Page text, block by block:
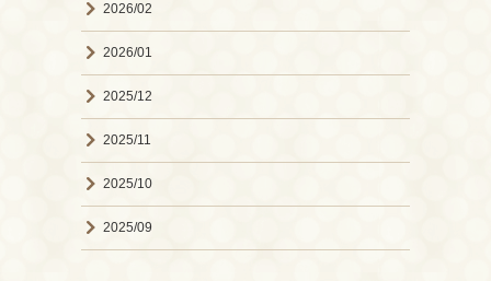
2026/02
2026/01
2025/12
2025/11
2025/10
2025/09